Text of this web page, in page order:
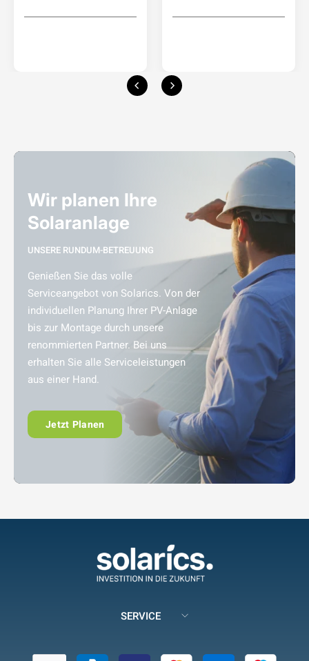
Wir planen Ihre
Solaranlage
UNSERE RUNDUM-BETREUUNG
Genießen Sie das volle
Serviceangebot von Solarics. Von der
individuellen Planung Ihrer PV-Anlage
bis zur Montage durch unsere
renommierten Partner. Bei uns
erhalten Sie alle Serviceleistungen
aus einer Hand.
Jetzt Planen
SERVICE